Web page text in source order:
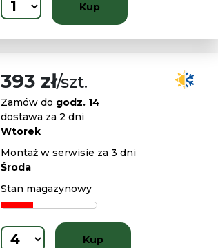
Kup
393 zł/szt.
Zamów do godz. 14
dostawa za 2 dni
Wtorek
Montaż w serwisie za 3 dni
Środa
Stan magazynowy
Kup